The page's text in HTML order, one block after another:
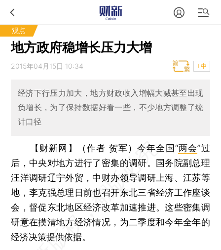
观点
地方政府稳增长压力大增
2015年04月15日 10:34 T中
经济下行压力加大，地方财政收入增幅大减甚至出现
负增长，为了保持数据好看一些，不少地方调整了统
计口径
【财新网】（作者 贺军）今年全国“两会”过
后，中央对地方进行了密集的调研。国务院副总理
汪洋调研辽宁外贸，中财办领导调研上海、江苏等
地，李克强总理日前也召开东北三省经济工作座谈
会，督促东北地区经济改革加速推进。这些密集调
研意在摸清地方经济情况，为二季度和今年全年的
经济决策提供依据。